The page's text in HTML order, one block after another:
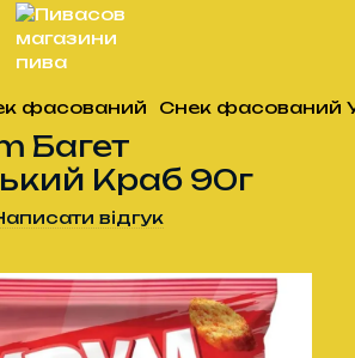
фасований Снек фасований
Багет
Краб 90г
відгук